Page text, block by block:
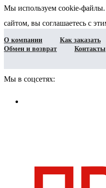
Мы используем cookie-файлы.
сайтом, вы соглашаетесь с
О компании Как заказать
Обмен и возврат
Контакты
Мы в соцсетях: